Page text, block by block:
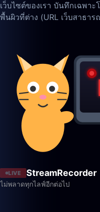
เว็บไซต์ของเรา บันทึกเฉพา
พื้นผิวที่ต่าง (URL เว็บสาธา
LIVE StreamRecorder
ไม่พลาดทุกไลฟ์อีกต่อไป